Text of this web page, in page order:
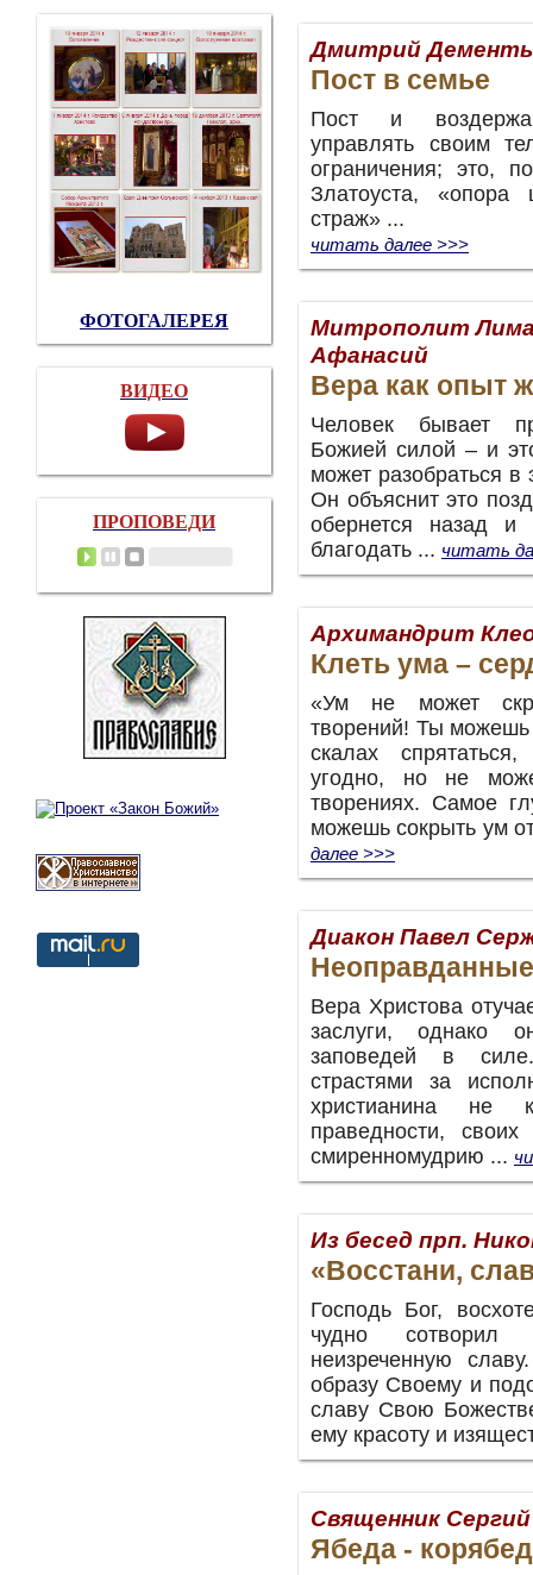
Дмитрий
Пост в семье
Пост и
управлять своим
ограничения; это,
Златоуста, «опора
страж» ...
читать далее >>>
Митрополит
Афанасий
Вера как опыт
Человек бывает
Божией силой – и
может разобраться в
Он объяснит это
обернется назад и
благодать ... читать
Архимандрит
Клеть ума –
«Ум не может
творений! Ты
скалах
угодно, но не
творениях. Самое
можешь сокрыть ум
далее >>>
Диакон Павел
Вера Христова
заслуги, однако
заповедей в
страстями за
христианина не
праведности,
смиренномудрию ...
Из бесед прп.
«Восстани,
Господь Бог,
чудно
неизреченную
образу Своему и
славу Свою
ему красоту и
Священник
Ябеда -
ФОТОГАЛЕРЕЯ
ВИДЕО
ПРОПОВЕДИ